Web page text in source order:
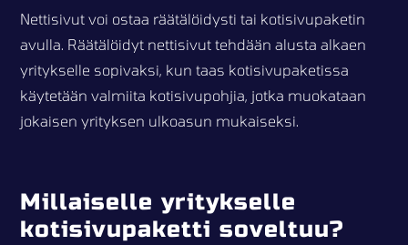
Nettisivut voi ostaa räätälöidysti tai kotisivupaketin
avulla. Räätälöidyt nettisivut tehdään alusta alkaen
yritykselle sopivaksi, kun taas kotisivupaketissa
käytetään valmiita kotisivupohjia, jotka muokataan
jokaisen yrityksen ulkoasun mukaiseksi.
Millaiselle yritykselle
kotisivupaketti soveltuu?